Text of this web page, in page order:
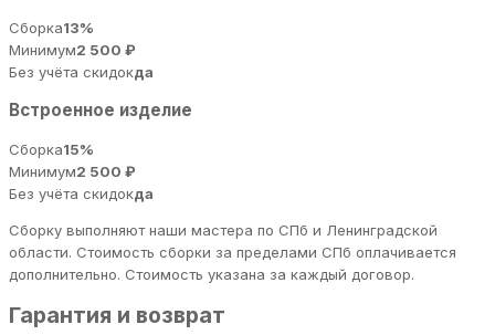
Сборка13%
Минимум2 500 ₽
Без учёта скидокда
Встроенное изделие
Сборка15%
Минимум2 500 ₽
Без учёта скидокда
Сборку выполняют наши мастера по СПб и Ленинградской
области. Стоимость сборки за пределами СПб оплачивается
дополнительно. Стоимость указана за каждый договор.
Гарантия и возврат